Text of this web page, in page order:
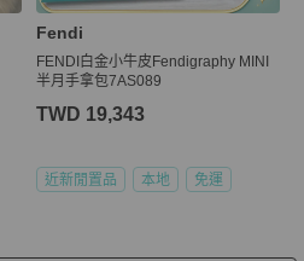
Fendi
FENDI白金小牛皮Fendigraphy MINI
半月手拿包7AS089
TWD 19,343
近新閒置品 本地 免運